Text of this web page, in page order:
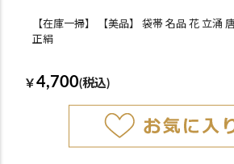
【在庫一掃】 【美品】 袋帯 名品 花 立涌
正絹
￥ 4,700(税込)